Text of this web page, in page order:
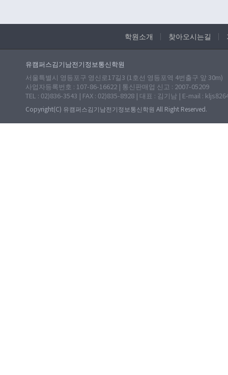
학원소개 찾아오시는길
유캠퍼스김기남전기정보통신학원
서울특별시 영등포구 영신로17길3 (1호선 영등포역 4번출구 앞 30m)
사업자등록번호 : 107-86-16622 | 통신판매업 신고 : 2007-05209
TEL : 02)836-3543 | FAX : 02)835-8928 | 대표 : 김기남 | E-mail :
Copyright(C) 유캠퍼스김기남전기정보통신학원 All Right Reserved.